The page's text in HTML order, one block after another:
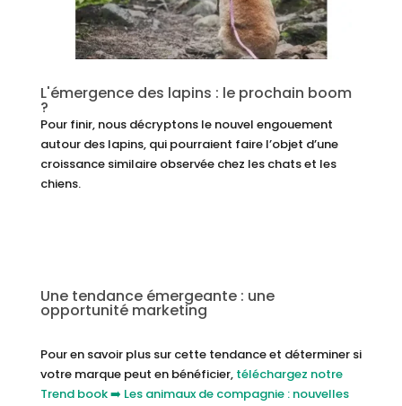
L'émergence des lapins : le prochain boom
?
Pour finir, nous décryptons le nouvel engouement
autour des lapins, qui pourraient faire l’objet d’une
croissance similaire observée chez les chats et les
chiens.
Une tendance émergeante : une
opportunité marketing
Pour en savoir plus sur cette tendance et déterminer si
votre marque peut en bénéficier, téléchargez notre
Trend book ➡️ Les animaux de compagnie : nouvelles